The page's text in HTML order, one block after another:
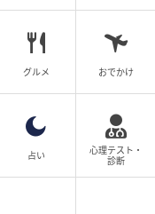
グルメ おでかけ
占い
心理テスト・
診断